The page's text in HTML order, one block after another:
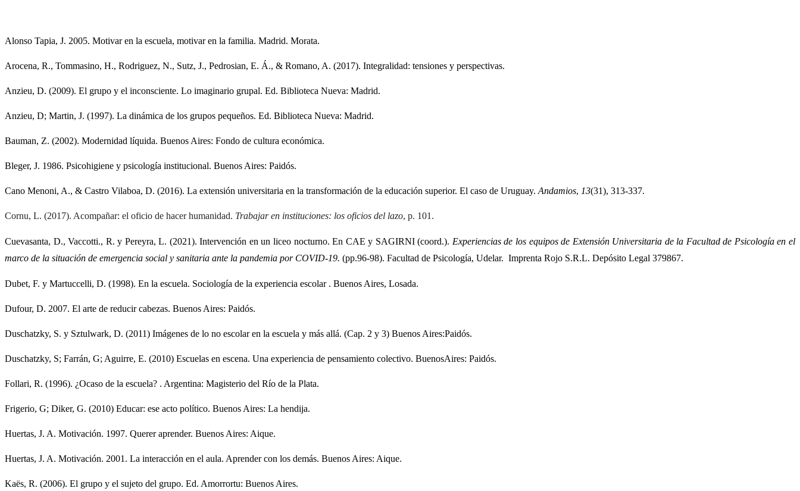
Alonso Tapia, J. 2005. Motivar en la escuela, motivar en la familia. Madrid. Morata.
Arocena, R., Tommasino, H., Rodriguez, N., Sutz, J., Pedrosian, E. Á., & Romano, A. (2017). Integralidad: tensiones y perspectivas.
Anzieu, D. (2009). El grupo y el inconsciente. Lo imaginario grupal. Ed. Biblioteca Nueva: Madrid.
Anzieu, D; Martin, J. (1997). La dinámica de los grupos pequeños. Ed. Biblioteca Nueva: Madrid.
Bauman, Z. (2002). Modernidad líquida. Buenos Aires: Fondo de cultura económica.
Bleger, J. 1986. Psicohigiene y psicología institucional. Buenos Aires: Paidós.
Cano Menoni, A., & Castro Vilaboa, D. (2016). La extensión universitaria en la transformación de la educación superior. El caso de Uruguay. Andamios, 13(31), 313-337.
Cornu, L. (2017). Acompañar: el oficio de hacer humanidad. Trabajar en instituciones: los oficios del lazo, p. 101.
Cuevasanta, D., Vaccotti., R. y Pereyra, L. (2021). Intervención en un liceo nocturno. En CAE y SAGIRNI (coord.). Experiencias de los equipos de Extensión Universitaria de la Facultad de Psicología en el
marco de la situación de emergencia social y sanitaria ante la pandemia por COVID-19. (pp.96-98). Facultad de Psicología, Udelar.  Imprenta Rojo S.R.L. Depósito Legal 379867.
Dubet, F. y Martuccelli, D. (1998). En la escuela. Sociología de la experiencia escolar . Buenos Aires, Losada.
Dufour, D. 2007. El arte de reducir cabezas. Buenos Aires: Paidós.
Duschatzky, S. y Sztulwark, D. (2011) Imágenes de lo no escolar en la escuela y más allá. (Cap. 2 y 3) Buenos Aires:Paidós.
Duschatzky, S; Farrán, G; Aguirre, E. (2010) Escuelas en escena. Una experiencia de pensamiento colectivo. BuenosAires: Paidós.
Follari, R. (1996). ¿Ocaso de la escuela? . Argentina: Magisterio del Río de la Plata.
Frigerio, G; Diker, G. (2010) Educar: ese acto político. Buenos Aires: La hendija.
Huertas, J. A. Motivación. 1997. Querer aprender. Buenos Aires: Aique.
Huertas, J. A. Motivación. 2001. La interacción en el aula. Aprender con los demás. Buenos Aires: Aique.
Kaës, R. (2006). El grupo y el sujeto del grupo. Ed. Amorrortu: Buenos Aires.